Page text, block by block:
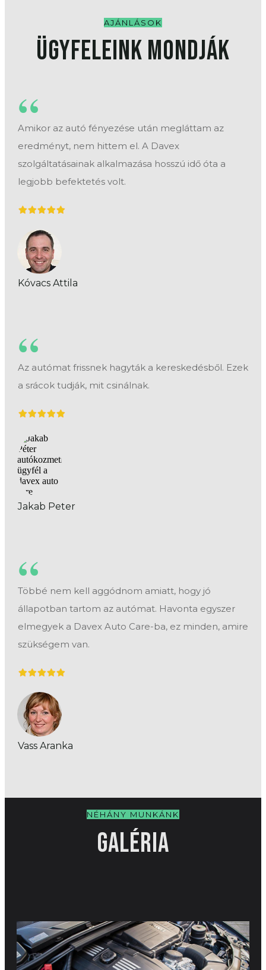
AJÁNLÁSOK
Ügyfeleink Mondják
“
Amikor az autó fényezése után megláttam az
eredményt, nem hittem el. A Davex
szolgáltatásainak alkalmazása hosszú idő óta a
legjobb befektetés volt.
Kóvacs Attila
“
Az autómat frissnek hagyták a kereskedésből. Ezek
a srácok tudják, mit csinálnak.
Jakab Peter
“
Többé nem kell aggódnom amiatt, hogy jó
állapotban tartom az autómat. Havonta egyszer
elmegyek a Davex Auto Care-ba, ez minden, amire
szükségem van.
Vass Aranka
NÉHÁNY MUNKÁNK
GALÉRIA